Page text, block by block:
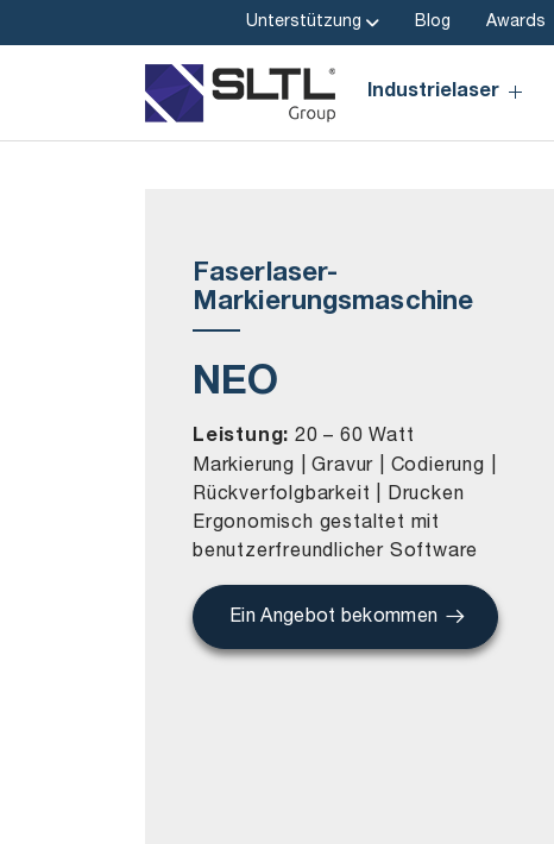
Unterstützung Blog Awards
Industrielaser
Faserlaser-
Markierungsmaschine
NEO
Leistung: 20 – 60 Watt
Markierung | Gravur | Codierung |
Rückverfolgbarkeit | Drucken
Ergonomisch gestaltet mit
benutzerfreundlicher Software
Ein Angebot bekommen